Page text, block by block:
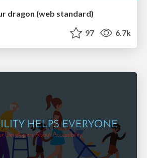
dragon (web standard)
97 6.7k